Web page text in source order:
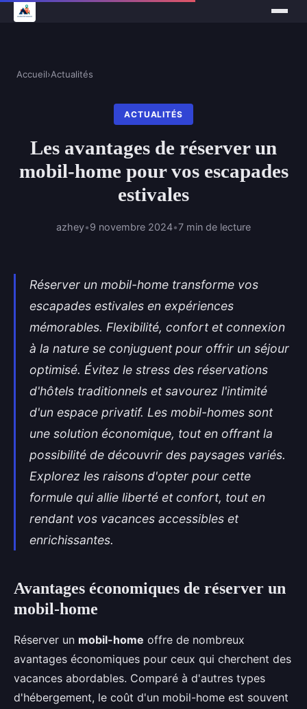
Accueil›Actualités
ACTUALITÉS
Les avantages de réserver un
mobil-home pour vos escapades
estivales
azhey•9 novembre 2024•7 min de lecture
Réserver un mobil-home transforme vos
escapades estivales en expériences
mémorables. Flexibilité, confort et connexion
à la nature se conjuguent pour offrir un séjour
optimisé. Évitez le stress des réservations
d'hôtels traditionnels et savourez l'intimité
d'un espace privatif. Les mobil-homes sont
une solution économique, tout en offrant la
possibilité de découvrir des paysages variés.
Explorez les raisons d'opter pour cette
formule qui allie liberté et confort, tout en
rendant vos vacances accessibles et
enrichissantes.
Avantages économiques de réserver un
mobil-home
Réserver un mobil-home offre de nombreux
avantages économiques pour ceux qui cherchent des
vacances abordables. Comparé à d'autres types
d'hébergement, le coût d'un mobil-home est souvent